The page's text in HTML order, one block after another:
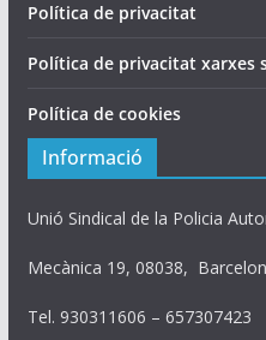
Política de privacitat
Política de privacitat xarxes
Política de cookies
Informació
Unió Sindical de la Policia
Mecànica 19, 08038,
Tel. 930311606 – 657307423